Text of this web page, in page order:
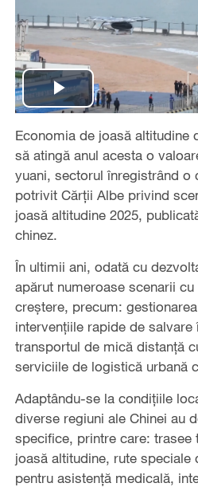
Play
Video
Economia de joasă altitudine
să atingă anul acesta o
yuani, sectorul înregistrând o
potrivit Cărții Albe privind
joasă altitudine 2025,
chinez.
În ultimii ani, odată cu
apărut numeroase scenarii
creștere, precum:
intervențiile rapide de salvare
transportul de mică distanță
serviciile de logistică urbană
Adaptându-se la condițiile
diverse regiuni ale Chinei au
specifice, printre care: trasee
joasă altitudine, rute speciale
pentru asistență medicală,